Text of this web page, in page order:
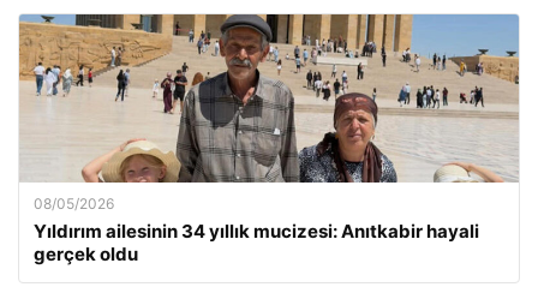
08/05/2026
Yıldırım ailesinin 34 yıllık mucizesi: Anıtkabir hayali
gerçek oldu